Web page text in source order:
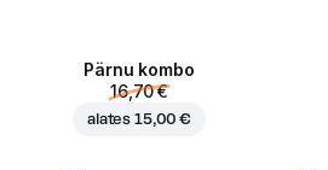
Pärnu kombo
16,70 €
alates 15,00 €